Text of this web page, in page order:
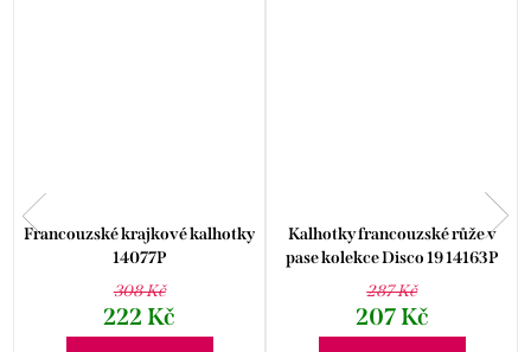
Francouzské krajkové kalhotky
14077P
308 Kč
222 Kč
Kalhotky francouzské růže v
pase kolekce Disco 19 14163P
287 Kč
207 Kč